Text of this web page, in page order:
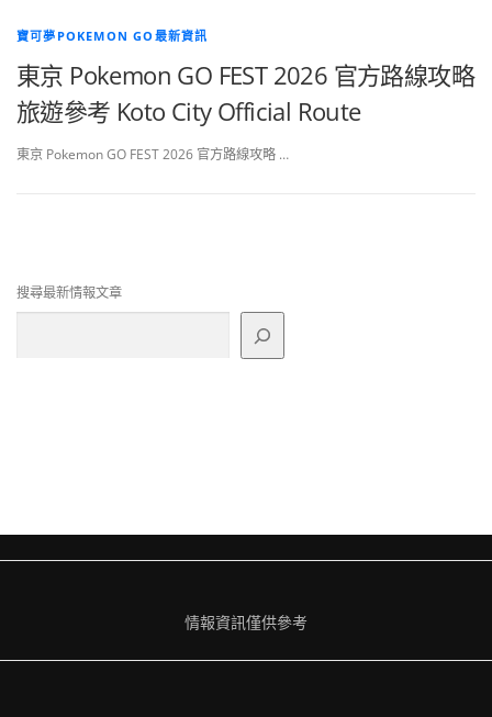
寶可夢POKEMON GO最新資訊
東京 Pokemon GO FEST 2026 官方路線攻略
旅遊參考 Koto City Official Route
東京 Pokemon GO FEST 2026 官方路線攻略 …
搜尋最新情報文章
情報資訊僅供參考